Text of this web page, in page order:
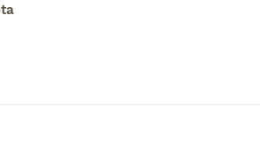
del criador y la
spaniel y un
americano?